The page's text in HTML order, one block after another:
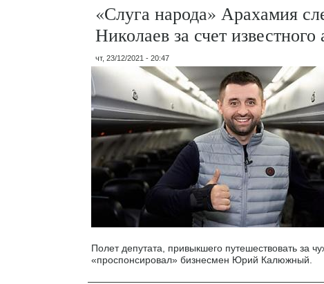
«Слуга народа» Арахамия
Николаев за счет известного
чт, 23/12/2021 - 20:47
Полет депутата, привыкшего путешествовать за
«проспонсировал» бизнесмен Юрий Калюжный.